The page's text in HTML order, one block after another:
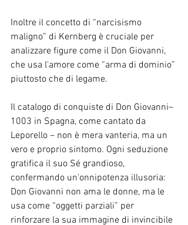
Inoltre il concetto di “narcisismo
maligno” di Kernberg è cruciale per
analizzare figure come il Don Giovanni,
che usa l'amore come “arma di dominio”
piuttosto che di legame.
Il catalogo di conquiste di Don Giovanni–
1003 in Spagna, come cantato da
Leporello – non è mera vanteria, ma un
vero e proprio sintomo. Ogni seduzione
gratifica il suo Sé grandioso,
confermando un'onnipotenza illusoria:
Don Giovanni non ama le donne, ma le
usa come “oggetti parziali” per
rinforzare la sua immagine di invincibile